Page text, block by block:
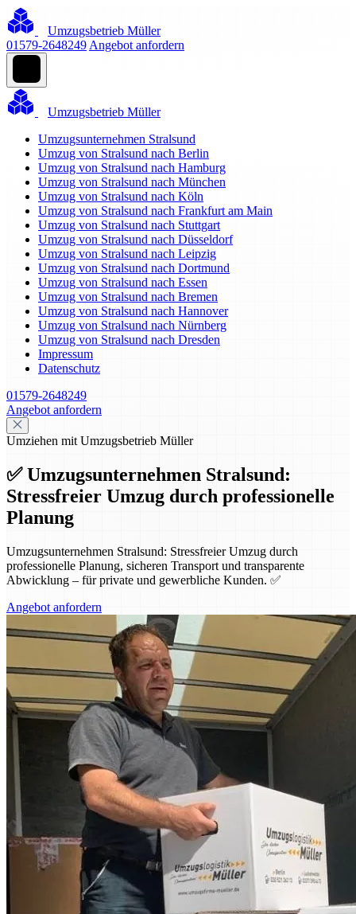
Umzugsbetrieb Müller
01579-2648249 Angebot anfordern
Umzugsbetrieb Müller
Umzugsunternehmen Stralsund
Umzug von Stralsund nach Berlin
Umzug von Stralsund nach Hamburg
Umzug von Stralsund nach München
Umzug von Stralsund nach Köln
Umzug von Stralsund nach Frankfurt am Main
Umzug von Stralsund nach Stuttgart
Umzug von Stralsund nach Düsseldorf
Umzug von Stralsund nach Leipzig
Umzug von Stralsund nach Dortmund
Umzug von Stralsund nach Essen
Umzug von Stralsund nach Bremen
Umzug von Stralsund nach Hannover
Umzug von Stralsund nach Nürnberg
Umzug von Stralsund nach Dresden
Impressum
Datenschutz
01579-2648249
Angebot anfordern
Umziehen mit Umzugsbetrieb Müller
✅ Umzugsunternehmen Stralsund:
Stressfreier Umzug durch professionelle
Planung
Umzugsunternehmen Stralsund: Stressfreier Umzug durch
professionelle Planung, sicheren Transport und transparente
Abwicklung – für private und gewerbliche Kunden. ✅
Angebot anfordern